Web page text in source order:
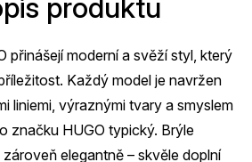
produktu
přinášejí moderní a svěží styl, který
Každý model je navržen
liniemi, výraznými tvary a smyslem
značku HUGO typický. Brýle
elegantně – skvěle doplní